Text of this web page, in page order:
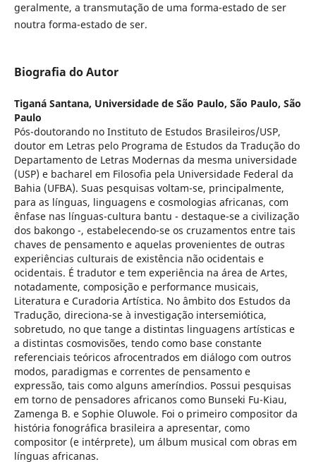
geralmente, a transmutação de uma forma-estado de ser
noutra forma-estado de ser.
Biografia do Autor
Tiganá Santana, Universidade de São Paulo, São Paulo, São
Paulo
Pós-doutorando no Instituto de Estudos Brasileiros/USP,
doutor em Letras pelo Programa de Estudos da Tradução do
Departamento de Letras Modernas da mesma universidade
(USP) e bacharel em Filosofia pela Universidade Federal da
Bahia (UFBA). Suas pesquisas voltam-se, principalmente,
para as línguas, linguagens e cosmologias africanas, com
ênfase nas línguas-cultura bantu - destaque-se a civilização
dos bakongo -, estabelecendo-se os cruzamentos entre tais
chaves de pensamento e aquelas provenientes de outras
experiências culturais de existência não ocidentais e
ocidentais. É tradutor e tem experiência na área de Artes,
notadamente, composição e performance musicais,
Literatura e Curadoria Artística. No âmbito dos Estudos da
Tradução, direciona-se à investigação intersemiótica,
sobretudo, no que tange a distintas linguagens artísticas e
a distintas cosmovisões, tendo como base constante
referenciais teóricos afrocentrados em diálogo com outros
modos, paradigmas e correntes de pensamento e
expressão, tais como alguns ameríndios. Possui pesquisas
em torno de pensadores africanos como Bunseki Fu-Kiau,
Zamenga B. e Sophie Oluwole. Foi o primeiro compositor da
história fonográfica brasileira a apresentar, como
compositor (e intérprete), um álbum musical com obras em
línguas africanas.